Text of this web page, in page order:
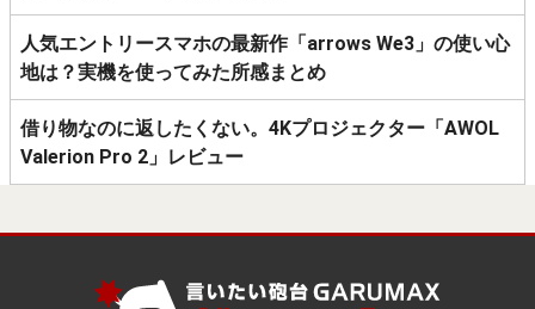
人気エントリースマホの最新作「arrows We3」の使い心
地は？実機を使ってみた所感まとめ
借り物なのに返したくない。4Kプロジェクター「AWOL
Valerion Pro 2」レビュー